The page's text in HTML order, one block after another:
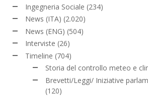
Ingegneria Sociale (234)
News (ITA) (2.020)
News (ENG) (504)
Interviste (26)
Timeline (704)
Storia del controllo meteo e
Brevetti/Leggi/ Iniziative
(120)